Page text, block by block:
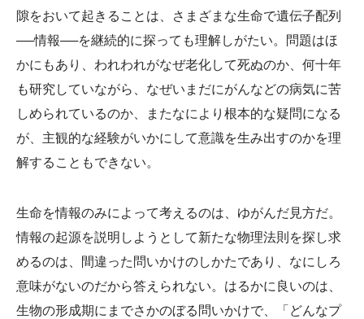
隙をおいて起きることは、さまざまな生命で遺伝子配列
──情報──を継続的に探っても理解しがたい。問題はほ
かにもあり、われわれがなぜ老化して死ぬのか、何十年
も研究していながら、なぜいまだにがんなどの病気に苦
しめられているのか、またなにより根本的な疑問になる
が、主観的な経験がいかにして意識を生み出すのかを理
解することもできない。
生命を情報のみによって考えるのは、ゆがんだ見方だ。
情報の起源を説明しようとして新たな物理法則を探し求
めるのは、間違った問いかけのしかたであり、なにしろ
意味がないのだから答えられない。はるかに良いのは、
生物の形成期にまでさかのぼる問いかけで、「どんなプ